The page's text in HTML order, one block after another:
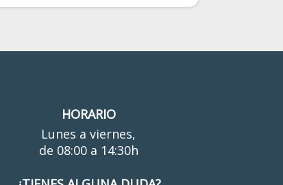
HORARIO
Lunes a viernes,
de 08:00 a 14:30h